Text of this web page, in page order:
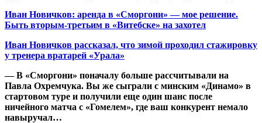
Иван Новичков: аренда в «Сморгони» — мое решение.
Быть вторым-третьим в «Витебске» на захотел
Иван Новичков рассказал, что зимой проходил стажировку
у тренера вратарей «Урала»
— В «Сморгони» поначалу больше рассчитывали на
Павла Охремчука. Вы же сыграли с минским «Динамо» в
стартовом туре и получили еще один шанс после
ничейного матча с «Гомелем», где ваш конкурент немало
навыручал…